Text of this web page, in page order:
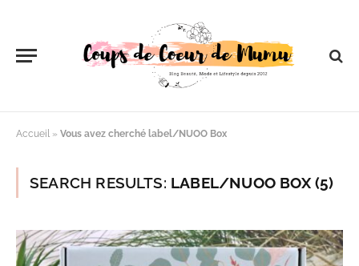
Accueil » Vous avez cherché label/NUOO Box
SEARCH RESULTS: LABEL/NUOO BOX (5)